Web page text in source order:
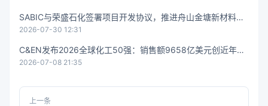
SABIC与荣盛石化签署项目开发协议，推进舟山金塘新材料项
目
2026-07-30 12:31
C&EN发布2026全球化工50强：销售额9658亿美元创近年最
深跌幅，石化产能过剩成主因
2026-07-08 21:35
上一条